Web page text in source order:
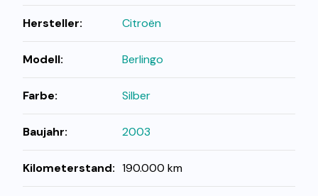
Hersteller: Citroën
Modell: Berlingo
Farbe: Silber
Baujahr: 2003
Kilometerstand: 190.000 km